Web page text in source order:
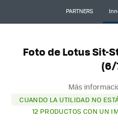
PARTNERS
Foto de Lotus Sit-
(6/
Más
CUANDO LA UTILIDAD NO
12 PRODUCTOS CON UN